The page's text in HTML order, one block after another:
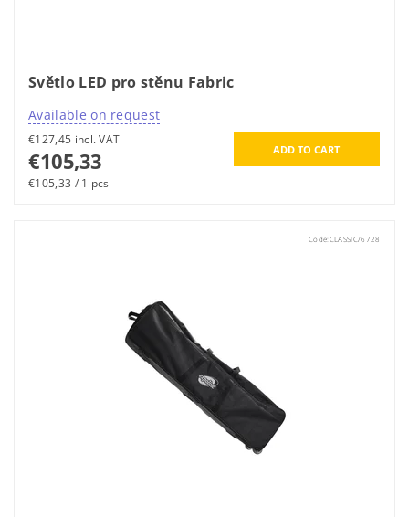
Světlo LED pro stěnu Fabric
Available on request
€127,45 incl. VAT
€105,33
€105,33 / 1 pcs
Code: CLASSIC/6728